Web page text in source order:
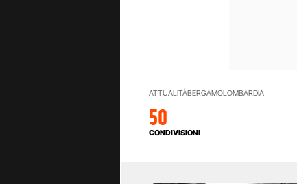
ATTUALITÀBERGAMOLOMBARDIA
50
CONDIVISIONI